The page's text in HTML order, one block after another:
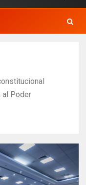
al Poder